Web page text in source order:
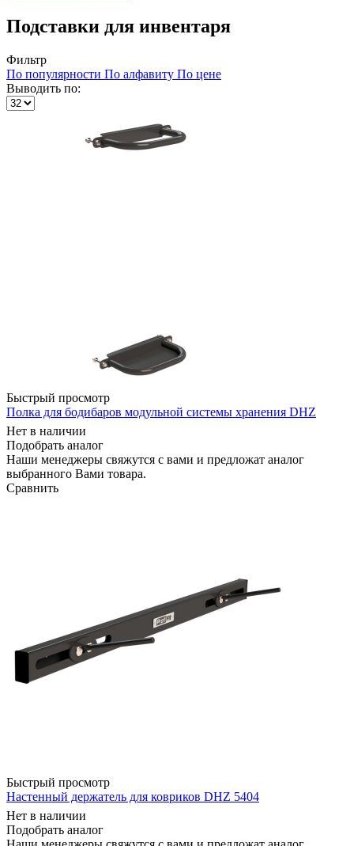
Подставки для инвентаря
Фильтр
По популярности По алфавиту По цене
Выводить по:
Быстрый просмотр
Полка для бодибаров модульной системы хранения DHZ
Нет в наличии
Подобрать аналог
Наши менеджеры свяжутся с вами и предложат аналог
выбранного Вами товара.
Сравнить
Быстрый просмотр
Настенный держатель для ковриков DHZ 5404
Нет в наличии
Подобрать аналог